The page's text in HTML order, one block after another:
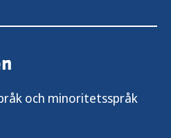
förebyggande ANDTS-
och minoritetsspråk